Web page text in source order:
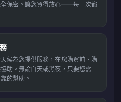
全保密。讓您買得放心——每一次都
候為您提供服務，在您購買前、購
助。無論白天或黑夜，只要您需
的幫助。